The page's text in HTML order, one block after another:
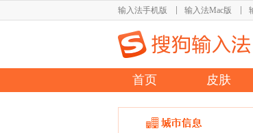
输入法手机版 输入法Mac版
首页 皮肤